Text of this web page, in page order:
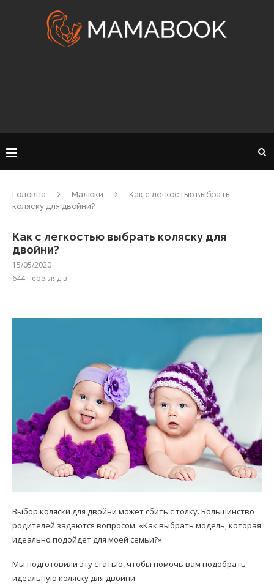
Головна Малюки
Как с легкостью выбрать
коляску для двойни?
Как с легкостью выбрать коляску для
двойни?
15/05/2020
644Переглядів
Выбор коляски для двойни может сбить с толку. Большинство
родителей задаются вопросом: «Как выбрать модель, которая
идеально подойдет для моей семьи?»
Мы подготовили эту статью, чтобы помочь вам подобрать
идеальную коляску для двойни